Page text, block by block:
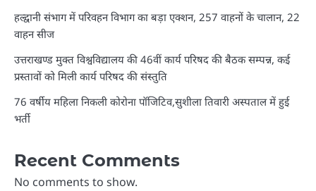
हल्द्वानी संभाग में परिवहन विभाग का बड़ा एक्शन, 257 वाहनों के चालान, 22
वाहन सीज
उत्तराखण्ड मुक्त विश्वविद्यालय की 46वीं कार्य परिषद की बैठक सम्पन्न, कई
प्रस्तावों को मिली कार्य परिषद की संस्तुति
76 वर्षीय महिला निकली कोरोना पॉजिटिव,सुशीला तिवारी अस्पताल में हुई
भर्ती
Recent Comments
No comments to show.